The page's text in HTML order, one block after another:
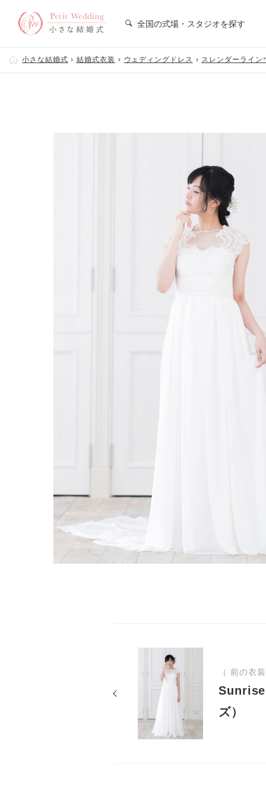
全国の式場・スタジオを探す
小さな結婚式 結婚式衣装 ウェディングドレス スレンダーライン
（ 前の衣
Sunrise
ズ）